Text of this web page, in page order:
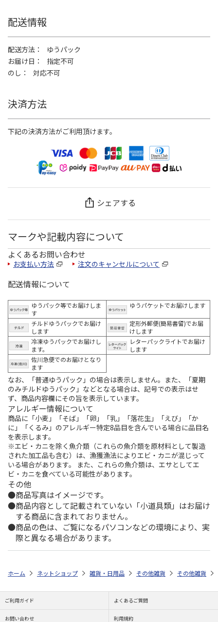
配送情報
配送方法
ゆうパック
お届け日
指定不可
のし
対応不可
決済方法
下記の決済方法がご利用頂けます。
シェアする
マークや記載内容について
よくあるお問い合わせ
お支払い方法 注文のキャンセルについて
配送情報について
ゆうパック等でお届けしま
す
ゆうパケットでお届けします
チルドゆうパックでお届け
します
定形外郵便(簡易書留)でお届
けします
冷凍ゆうパックでお届けし
ます。
レターパックライトでお届け
します
佐川急便でのお届けとなり
ます
なお、「普通ゆうパック」の場合は表示しません。また、「夏期
のみチルドゆうパック」などとなる場合は、記号での表示はせ
ず、商品内容欄にその旨を表示しています。
アレルギー情報について
商品に「小麦」「そば」「卵」「乳」「落花生」「えび」「か
に」「くるみ」のアレルギー特定8品目を含んでいる場合に品目名
を表示します。
※エビ・カニを除く魚介類（これらの魚介類を原材料として製造
された加工品も含む）は、漁獲漁法によりエビ・カニが混じって
いる場合があります。 また、これらの魚介類は、エサとしてエ
ビ・カニを食べている可能性があります。
その他
商品写真はイメージです。
商品内容として記載されていない「小道具類」はお届け
する商品に含まれておりません。
商品の色は、ご覧になるパソコンなどの環境により、実
際と異なる場合があります。
ホーム ネットショップ 雑貨・日用品 その他雑貨 その他雑貨
ご利用ガイド よくあるご質問
お問い合わせ 利用規約